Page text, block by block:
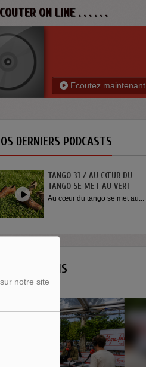
notre site
ON LINE . . . . . .
Ecoutez maintenant
DERNIERS PODCASTS
TANGO 31 / AU CŒUR DU
TANGO SE MET AU VERT
Au cœur du tango se met au...
NOS ÉMISSIONS